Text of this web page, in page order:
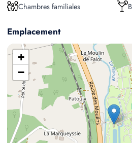
Chambres familiales
Emplacement
+
−